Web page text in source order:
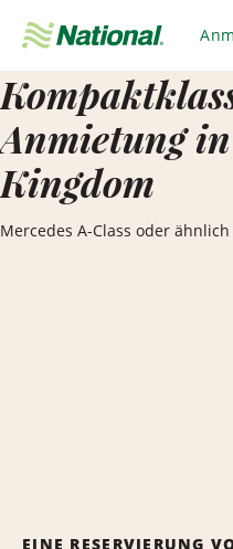
überspringen
Anmietung
Kingdom
Mercedes A-Class oder ähnlich
EINE RESERVIERUNG